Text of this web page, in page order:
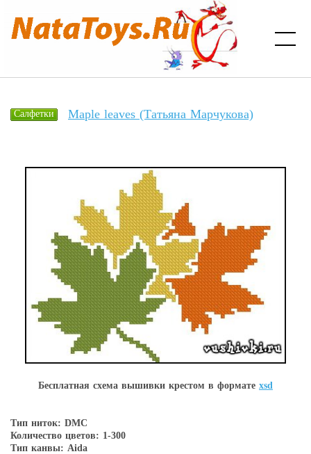
Салфетки Maple leaves (Татьяна Марчукова)
Бесплатная схема вышивки крестом в форматe xsd
Тип ниток: DMC
Количество цветов: 1-300
Тип канвы: Aida